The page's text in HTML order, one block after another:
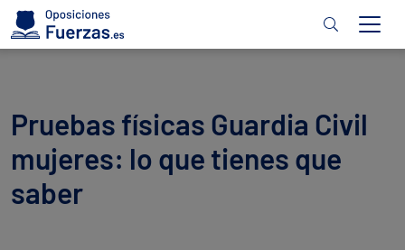
Pruebas físicas Guardia Civil
mujeres: lo que tienes que
saber